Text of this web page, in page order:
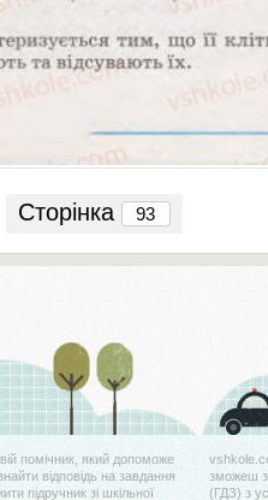
Сторінка
помічник, який допоможе
відповідь на завдання
підручник зі шкільної
зможеш
(ГДЗ) з